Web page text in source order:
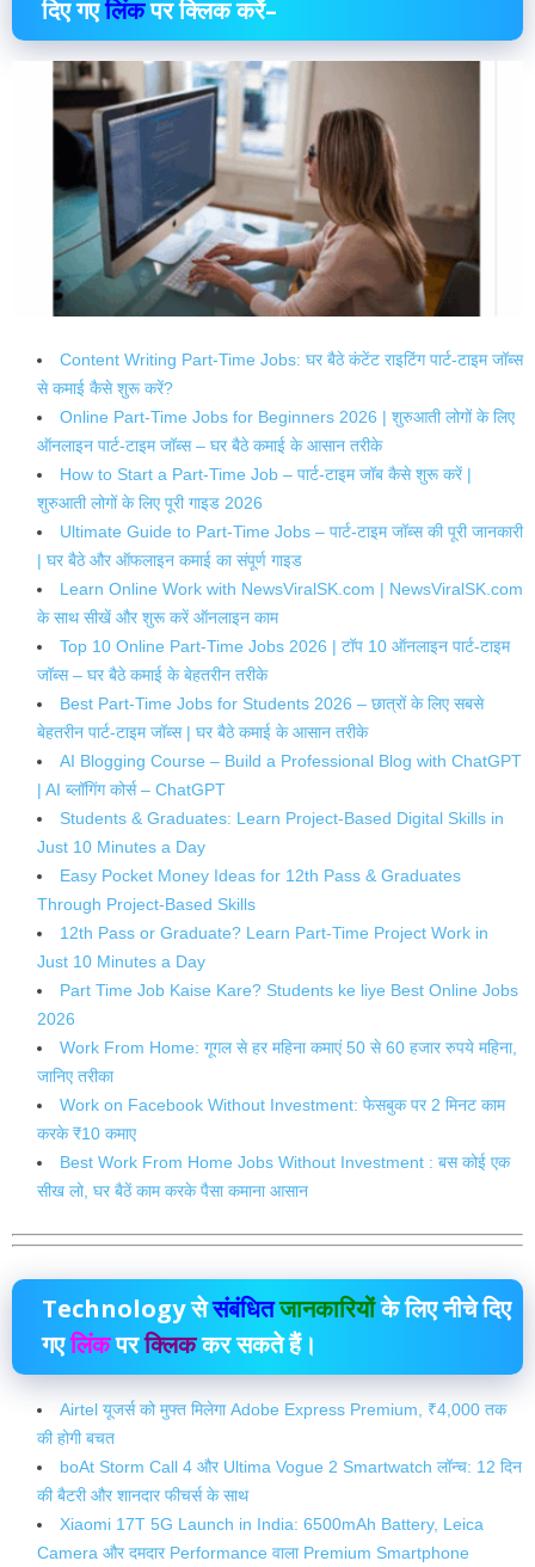
दिए गएलिंकपर क्लिक करें–
Content Writing Part-Time Jobs: घर बैठे कंटेंट राइटिंग पार्ट-टाइम जॉब्स
से कमाई कैसे शुरू करें?
Online Part-Time Jobs for Beginners 2026 | शुरुआती लोगों के लिए
ऑनलाइन पार्ट-टाइम जॉब्स – घर बैठे कमाई के आसान तरीके
How to Start a Part-Time Job – पार्ट-टाइम जॉब कैसे शुरू करें |
शुरुआती लोगों के लिए पूरी गाइड 2026
Ultimate Guide to Part-Time Jobs – पार्ट-टाइम जॉब्स की पूरी जानकारी
| घर बैठे और ऑफलाइन कमाई का संपूर्ण गाइड
Learn Online Work with NewsViralSK.com | NewsViralSK.com
के साथ सीखें और शुरू करें ऑनलाइन काम
Top 10 Online Part-Time Jobs 2026 | टॉप 10 ऑनलाइन पार्ट-टाइम
जॉब्स – घर बैठे कमाई के बेहतरीन तरीके
Best Part-Time Jobs for Students 2026 – छात्रों के लिए सबसे
बेहतरीन पार्ट-टाइम जॉब्स | घर बैठे कमाई के आसान तरीके
AI Blogging Course – Build a Professional Blog with ChatGPT
| AI ब्लॉगिंग कोर्स – ChatGPT
Students & Graduates: Learn Project-Based Digital Skills in
Just 10 Minutes a Day
Easy Pocket Money Ideas for 12th Pass & Graduates
Through Project-Based Skills
12th Pass or Graduate? Learn Part-Time Project Work in
Just 10 Minutes a Day
Part Time Job Kaise Kare? Students ke liye Best Online Jobs
2026
Work From Home: गूगल से हर महिना कमाएं 50 से 60 हजार रुपये महिना,
जानिए तरीका
Work on Facebook Without Investment: फेसबुक पर 2 मिनट काम
करके ₹10 कमाए
Best Work From Home Jobs Without Investment : बस कोई एक
सीख लो, घर बैठें काम करके पैसा कमाना आसान
Technologyसेसंबंधितजानकारियोंके लिए नीचे दिए
गएलिंकपरक्लिककर सकते हैं।
Airtel यूजर्स को मुफ्त मिलेगा Adobe Express Premium, ₹4,000 तक
की होगी बचत
boAt Storm Call 4 और Ultima Vogue 2 Smartwatch लॉन्च: 12 दिन
की बैटरी और शानदार फीचर्स के साथ
Xiaomi 17T 5G Launch in India: 6500mAh Battery, Leica
Camera और दमदार Performance वाला Premium Smartphone